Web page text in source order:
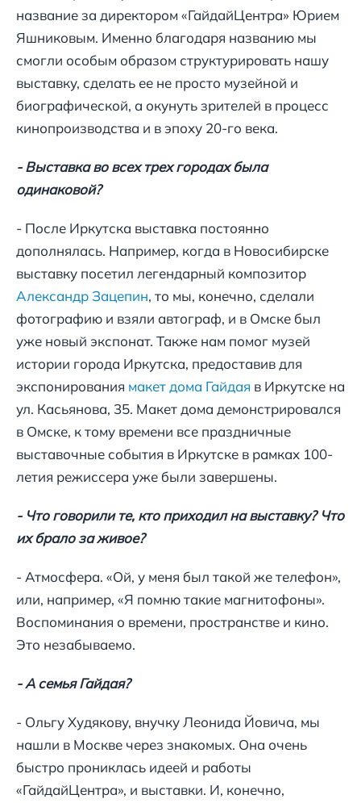
название за директором «ГайдайЦентра» Юрием
Яшниковым. Именно благодаря названию мы
смогли особым образом структурировать нашу
выставку, сделать ее не просто музейной и
биографической, а окунуть зрителей в процесс
кинопроизводства и в эпоху 20-го века.
- Выставка во всех трех городах была
одинаковой?
- После Иркутска выставка постоянно
дополнялась. Например, когда в Новосибирске
выставку посетил легендарный композитор
Александр Зацепин, то мы, конечно, сделали
фотографию и взяли автограф, и в Омске был
уже новый экспонат. Также нам помог музей
истории города Иркутска, предоставив для
экспонирования макет дома Гайдая в Иркутске на
ул. Касьянова, 35. Макет дома демонстрировался
в Омске, к тому времени все праздничные
выставочные события в Иркутске в рамках 100-
летия режиссера уже были завершены.
- Что говорили те, кто приходил на выставку? Что
их брало за живое?
- Атмосфера. «Ой, у меня был такой же телефон»,
или, например, «Я помню такие магнитофоны».
Воспоминания о времени, пространстве и кино.
Это незабываемо.
- А семья Гайдая?
- Ольгу Худякову, внучку Леонида Йовича, мы
нашли в Москве через знакомых. Она очень
быстро прониклась идеей и работы
«ГайдайЦентра», и выставки. И, конечно,